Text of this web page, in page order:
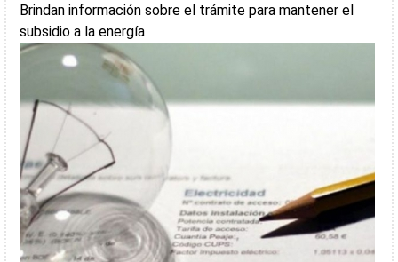
Brindan información sobre el trámite para mantener el
subsidio a la energía